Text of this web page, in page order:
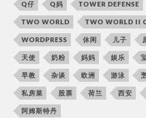
Q仔 Q妈 TOWER DEFENSE
TWO WORLD TWO WORLD II
WORDPRESS 休闲 儿子
天使 奶粉 妈妈 娱乐
早教 杂谈 欧洲 游泳
私房菜 股票 荷兰 西安
阿姆斯特丹